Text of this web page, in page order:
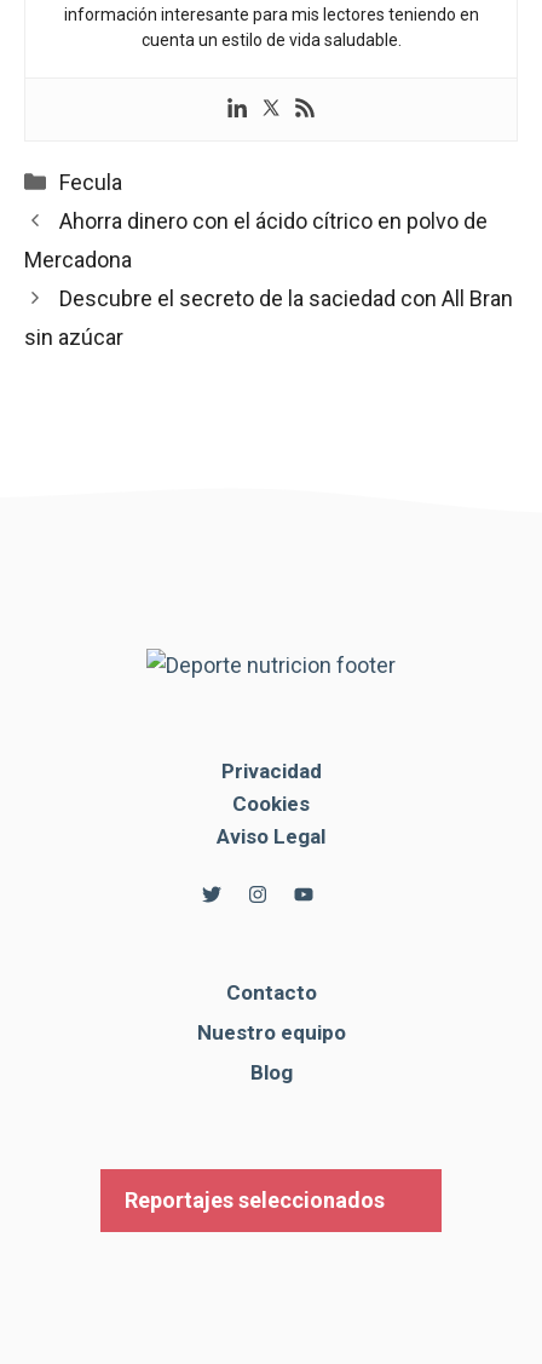
información interesante para mis lectores teniendo en
cuenta un estilo de vida saludable.
Categorías
Fecula
Ahorra dinero con el ácido cítrico en polvo de
Mercadona
Descubre el secreto de la saciedad con All Bran
sin azúcar
Privacidad
Cookies
Aviso Legal
Contacto
Nuestro equipo
Blog
Reportajes seleccionados